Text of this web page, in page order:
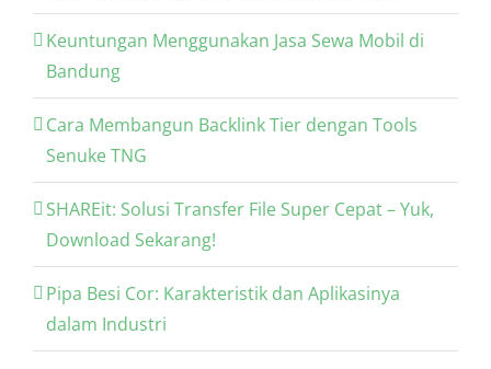
Keuntungan Menggunakan Jasa Sewa Mobil di
Bandung
Cara Membangun Backlink Tier dengan Tools
Senuke TNG
SHAREit: Solusi Transfer File Super Cepat – Yuk,
Download Sekarang!
Pipa Besi Cor: Karakteristik dan Aplikasinya
dalam Industri